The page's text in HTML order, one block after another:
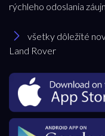
rýchleho odoslania
všetky dôležité
Land Rover